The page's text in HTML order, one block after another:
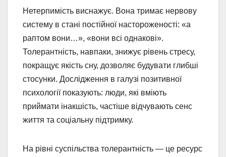
Нетерпимість виснажує. Вона тримає нервову
систему в стані постійної настороженості: «а
раптом вони…», «вони всі однакові».
Толерантність, навпаки, знижує рівень стресу,
покращує якість сну, дозволяє будувати глибші
стосунки. Дослідження в галузі позитивної
психології показують: люди, які вміють
приймати інакшість, частіше відчувають сенс
життя та соціальну підтримку.
На рівні суспільства толерантність — це ресурс